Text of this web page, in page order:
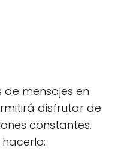
de mensajes en
disfrutar de
constantes.